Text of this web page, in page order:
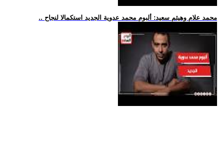
.. محمد علام وهيثم سعيد: ألبوم محمد عدوية الجديد استكمالا لنجاح